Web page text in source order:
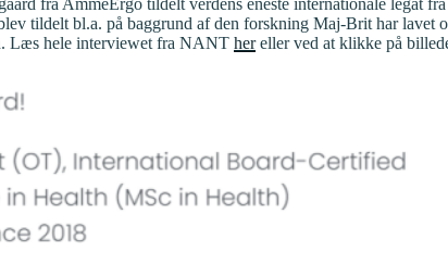
fra AmmeErgo tildelt verdens eneste internationale legat
tildelt bl.a. på baggrund af den forskning Maj-Brit har lavet
Læs hele interviewet fra NANT hereller ved at klikke på